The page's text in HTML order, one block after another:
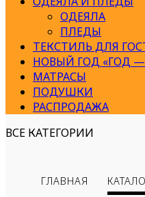
ОДЕЯЛА
ПЛЕДЫ
ТЕКСТИЛЬ ДЛЯ
НОВЫЙ ГОД «ГОД
МАТРАСЫ
ПОДУШКИ
РАСПРОДАЖА
ВСЕ КАТЕГОРИИ
ГЛАВНАЯ